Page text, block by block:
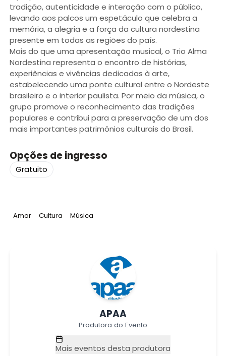
tradição, autenticidade e interação com o público,
levando aos palcos um espetáculo que celebra a
memória, a alegria e a força da cultura nordestina
presente em todas as regiões do país.
Mais do que uma apresentação musical, o Trio Alma
Nordestina representa o encontro de histórias,
experiências e vivências dedicadas à arte,
estabelecendo uma ponte cultural entre o Nordeste
brasileiro e o interior paulista. Por meio da música, o
grupo promove o reconhecimento das tradições
populares e contribui para a preservação de um dos
mais importantes patrimônios culturais do Brasil.
Opções de ingresso
Gratuito
Tag:
Amor Tag:
Cultura Tag:
Música
APAA
Produtora do Evento
Mais eventos desta produtora